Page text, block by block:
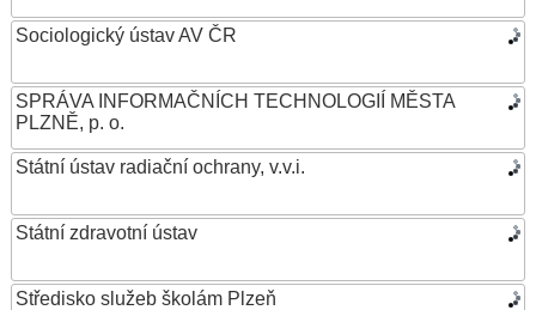
Sociologický ústav AV ČR
SPRÁVA INFORMAČNÍCH TECHNOLOGIÍ MĚSTA
PLZNĚ, p. o.
Státní ústav radiační ochrany, v.v.i.
Státní zdravotní ústav
Středisko služeb školám Plzeň